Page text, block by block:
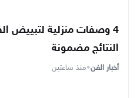
4 وصفات منزلية لتبييض
النتائج مضمونة
أخبار الفن•منذ ساعتين